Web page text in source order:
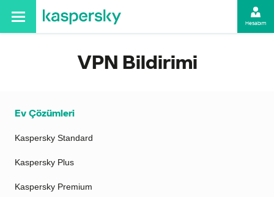
Hesabım
VPN Bildirimi
Ev Çözümleri
Kaspersky Standard
Kaspersky Plus
Kaspersky Premium